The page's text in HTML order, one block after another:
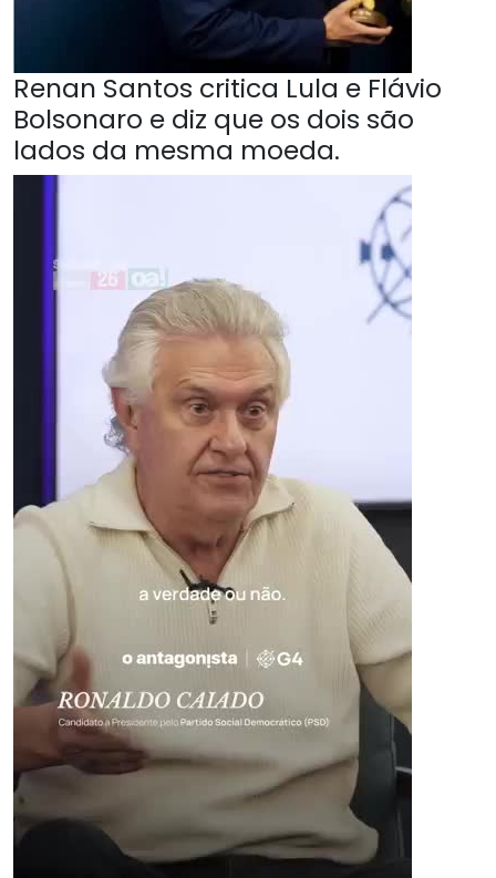
Renan Santos critica Lula e Flávio
Bolsonaro e diz que os dois são
lados da mesma moeda.